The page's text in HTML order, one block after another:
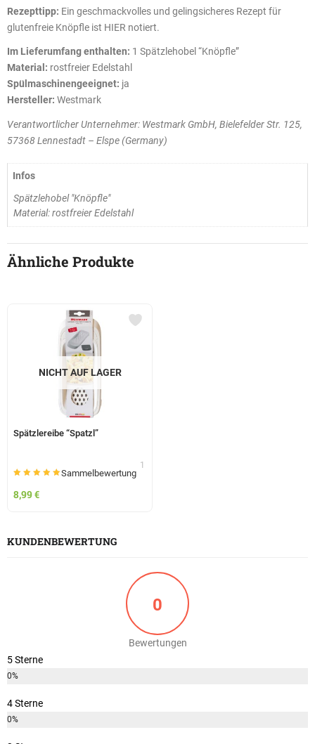
Rezepttipp: Ein geschmackvolles und gelingsicheres Rezept für
glutenfreie Knöpfle ist HIER notiert.
Im Lieferumfang enthalten: 1 Spätzlehobel “Knöpfle”
Material: rostfreier Edelstahl
Spülmaschinengeeignet: ja
Hersteller: Westmark
Verantwortlicher Unternehmer: Westmark GmbH, Bielefelder Str. 125,
57368 Lennestadt – Elspe (Germany)
Infos
Spätzlehobel "Knöpfle"
Material: rostfreier Edelstahl
Ähnliche Produkte
NICHT AUF LAGER
Spätzlereibe “Spatzl”
5.00
von 5
Sammelbewertung
1
8,99€
KUNDENBEWERTUNG
0
Bewertungen
5 Sterne
0%
4 Sterne
0%